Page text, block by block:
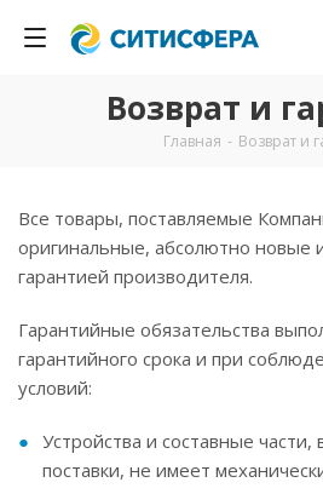
Возврат и
Главная - Возврат и
Все товары, поставляемые
оригинальные, абсолютно новые
гарантией производителя.
Гарантийные обязательства
гарантийного срока и при
условий:
Устройства и составные части,
поставки, не имеет